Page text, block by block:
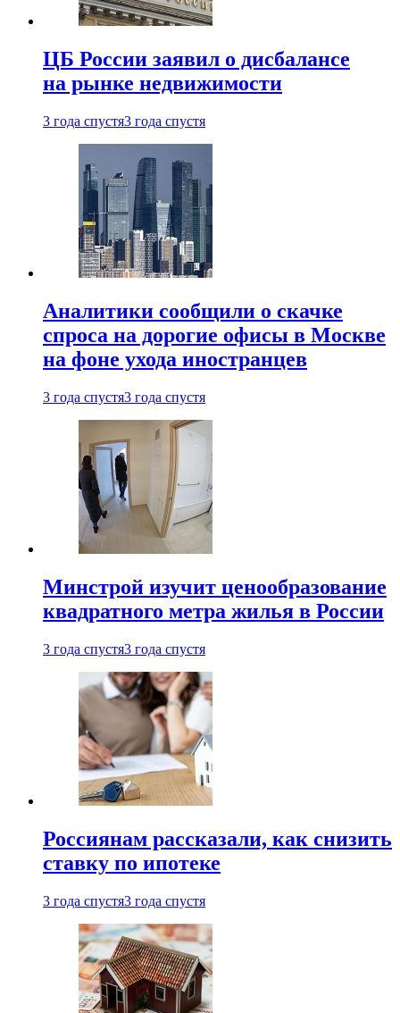
ЦБ России заявил о дисбалансе
на рынке недвижимости
3 года спустя3 года спустя
Аналитики сообщили о скачке
спроса на дорогие офисы в Москве
на фоне ухода иностранцев
3 года спустя3 года спустя
Минстрой изучит ценообразование
квадратного метра жилья в России
3 года спустя3 года спустя
Россиянам рассказали, как снизить
ставку по ипотеке
3 года спустя3 года спустя